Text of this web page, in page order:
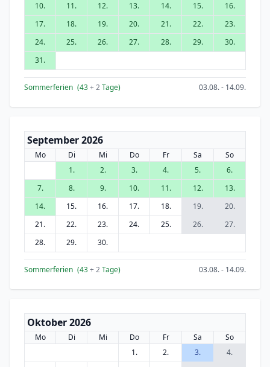
10.
11. 12. 13. 14. 15.
16.
17.
18. 19. 20. 21. 22.
23.
24.
25. 26. 27. 28. 29.
30.
31.
Sommerferien (43+ 2Tage) 03.08. - 14.09.
September 2026
Mo Di Mi Do Fr Sa
So
1.
2. 3. 4. 5.
6.
7.
8. 9. 10. 11. 12.
13.
14.
15. 16. 17. 18. 19.
20.
21.
22. 23. 24. 25. 26.
27.
28.
29. 30.
Sommerferien (43+ 2Tage) 03.08. - 14.09.
Oktober 2026
Mo Di Mi Do Fr Sa
So
1.
2. 3.
4.